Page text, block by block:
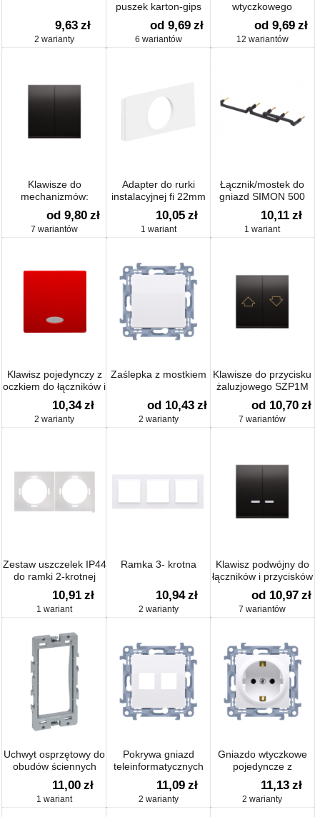
9,63 zł
2 warianty
puszek karton-gips
od 9,69 zł
6 wariantów
wtyczkowego
pojedynczego z
uziemieniem
od 9,69 zł
12 wariantów
Klawisze do
mechanizmów:
SW7/2XM, SW6P1M
od 9,80 zł
7 wariantów
Adapter do rurki
instalacyjnej fi 22mm
do obudów
natynkowych SIMON
500
10,05 zł
1 wariant
Łącznik/mostek do
gniazd SIMON 500
10,11 zł
1 wariant
Klawisz pojedynczy z
oczkiem do łączników i
przycisków
podświetlanych
10,34 zł
2 warianty
Zaślepka z mostkiem
od 10,43 zł
2 warianty
Klawisze do przycisku
żaluzjowego SZP1M
od 10,70 zł
7 wariantów
Zestaw uszczelek IP44
do ramki 2-krotnej
10,91 zł
1 wariant
Ramka 3- krotna
10,94 zł
2 warianty
Klawisz podwójny do
łączników i przycisków
podświetlanych
od 10,97 zł
7 wariantów
Uchwyt osprzętowy do
obudów ściennych
SIMON 500 szary
11,00 zł
1 wariant
Pokrywa gniazd
teleinformatycznych
na Keystone płaska
podwójna
11,09 zł
2 warianty
Gniazdo wtyczkowe
pojedyncze z
uziemieniem typu
Schuko
11,13 zł
2 warianty